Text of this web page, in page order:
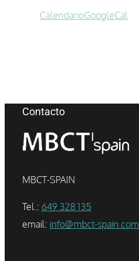
CalendarioGoogleCal
Contacto
MBCT-SPAIN
Tel.: 649 328 135
email: info@mbct-spain.com